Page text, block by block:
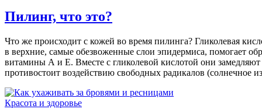
Пилинг, что это?
Что же происходит с кожей во время пилинга? Гликолевая
в верхние, самые обезвоженные слои эпидермиса, помогает
витамины А и Е. Вместе с гликолевой кислотой они
противостоит воздействию свободных радикалов (солнечное
Красота и здоровье